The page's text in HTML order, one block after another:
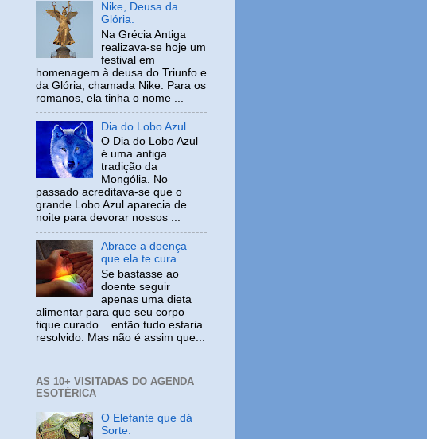
Nike, Deusa da
Glória.
Na Grécia Antiga
realizava-se hoje um
festival em
homenagem à deusa do Triunfo e
da Glória, chamada Nike. Para os
romanos, ela tinha o nome ...
Dia do Lobo Azul.
O Dia do Lobo Azul
é uma antiga
tradição da
Mongólia. No
passado acreditava-se que o
grande Lobo Azul aparecia de
noite para devorar nossos ...
Abrace a doença
que ela te cura.
Se bastasse ao
doente seguir
apenas uma dieta
alimentar para que seu corpo
fique curado... então tudo estaria
resolvido. Mas não é assim que...
AS 10+ VISITADAS DO AGENDA
ESOTÉRICA
O Elefante que dá
Sorte.